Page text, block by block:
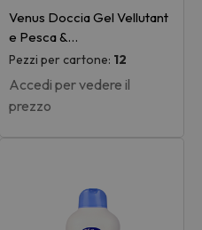
Venus Doccia Gel Vellutant
e Pesca &…
Pezzi per cartone: 12
Accedi per vedere il
prezzo